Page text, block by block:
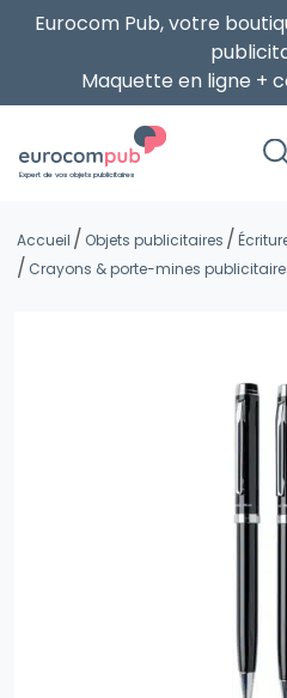
Eurocom Pub, votre
Maquette en ligne +
Expert de vos objets publicitaires
Accueil Objets publicitaires
Crayons & porte-mines